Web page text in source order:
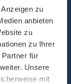
zu
anbieten
zu
zu Ihrer
für
Unsere
mit